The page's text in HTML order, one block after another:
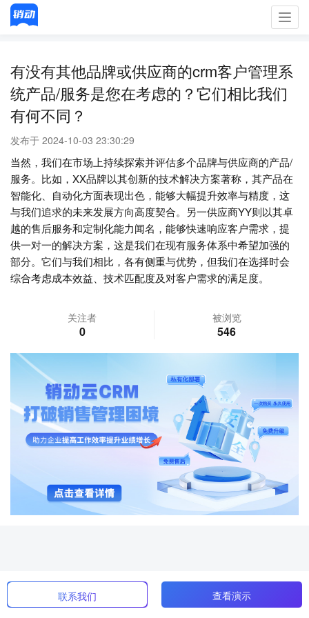
有没有其他品牌或供应商的crm客户管理系
统产品/服务是您在考虑的？它们相比我们
有何不同？
发布于 2024-10-03 23:30:29
当然，我们在市场上持续探索并评估多个品牌与供应商的产品/
服务。比如，XX品牌以其创新的技术解决方案著称，其产品在
智能化、自动化方面表现出色，能够大幅提升效率与精度，这
与我们追求的未来发展方向高度契合。另一供应商YY则以其卓
越的售后服务和定制化能力闻名，能够快速响应客户需求，提
供一对一的解决方案，这是我们在现有服务体系中希望加强的
部分。它们与我们相比，各有侧重与优势，但我们在选择时会
综合考虑成本效益、技术匹配度及对客户需求的满足度。
关注者
0
被浏览
546
联系我们 查看演示